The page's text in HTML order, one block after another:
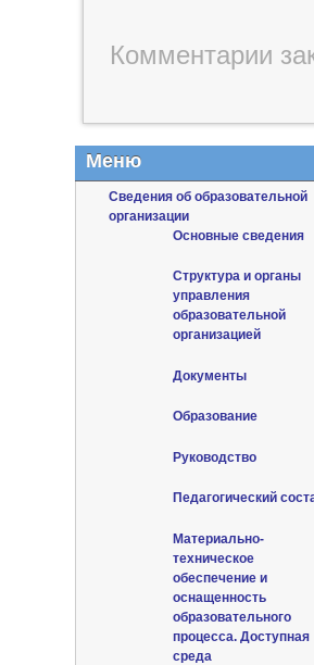
Комментарии
Меню
Сведения об образовательной
организации
Основные сведения
Структура и органы
управления
образовательной
организацией
Документы
Образование
Руководство
Педагогический
Материально-
техническое
обеспечение и
оснащенность
образовательного
процесса. Доступная
среда